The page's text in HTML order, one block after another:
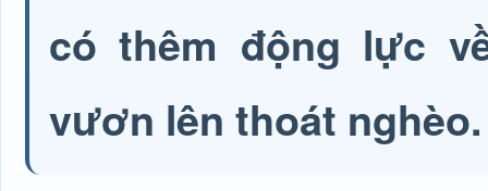
có thêm động lực
vươn lên thoát nghèo.